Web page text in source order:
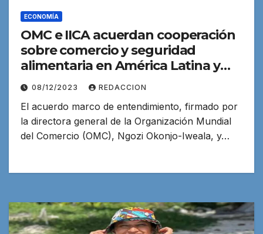
ECONOMÍA
OMC e IICA acuerdan cooperación
sobre comercio y seguridad
alimentaria en América Latina y
Caribe
08/12/2023 REDACCION
El acuerdo marco de entendimiento, firmado por
la directora general de la Organización Mundial
del Comercio (OMC), Ngozi Okonjo-Iweala, y…